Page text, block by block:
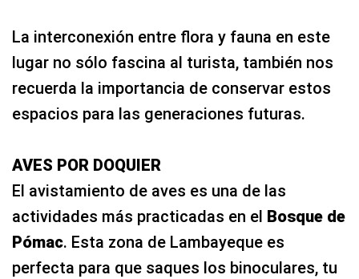
La interconexión entre flora y fauna en este
lugar no sólo fascina al turista, también nos
recuerda la importancia de conservar estos
espacios para las generaciones futuras.
AVES POR DOQUIER
El avistamiento de aves es una de las
actividades más practicadas en el Bosque de
Pómac. Esta zona de Lambayeque es
perfecta para que saques los binoculares, tu